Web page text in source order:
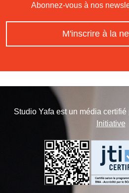
Abonnez-vous à nos
M'inscrire à la
Studio Yafa est un média certifié
Initiative